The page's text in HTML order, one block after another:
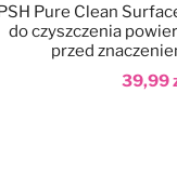
39,99
Pure Clean
do czyszczenia
przed